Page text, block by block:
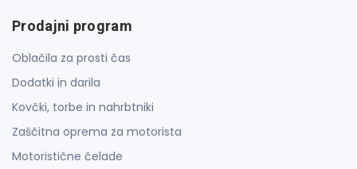
Prodajni program
Oblačila za prosti čas
Dodatki in darila
Kovčki, torbe in nahrbtniki
Zaščitna oprema za motorista
Motoristične čelade